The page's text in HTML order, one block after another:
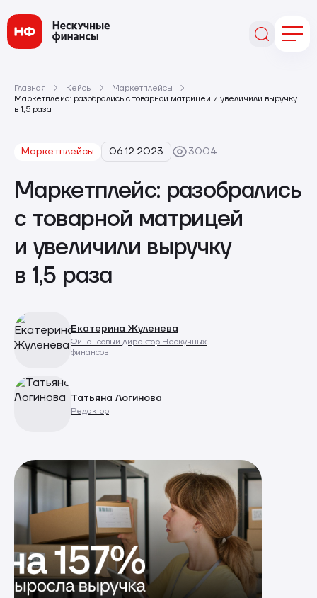
Главная Кейсы
Маркетплейсы
Маркетплейс: разобрались с товарной матрицей и увеличили выручку
в 1,5 раза
Маркетплейсы 06.12.2023 3004
Маркетплейс: разобрались
с товарной матрицей
и увеличили выручку
в 1,5 раза
Екатерина Жуленева
Финансовый директор Нескучных
финансов
Татьяна Логинова
Редактор